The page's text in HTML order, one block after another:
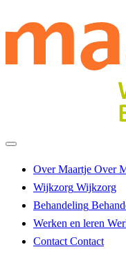
Over Maartje Over
Wijkzorg Wijkzorg
Behandeling
Werken en leren
Contact Contact